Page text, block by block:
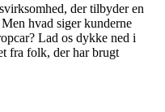
der tilbyder en
hvad siger kunderne
Lad os dykke ned i
fra folk, der har brugt